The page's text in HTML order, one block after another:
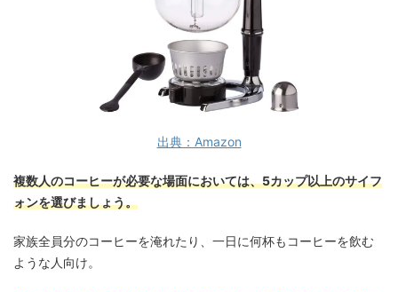
出典：Amazon
複数人のコーヒーが必要な場面においては、5カップ以上のサイフ
ォンを選びましょう。
家族全員分のコーヒーを淹れたり、一日に何杯もコーヒーを飲む
ような人向け。